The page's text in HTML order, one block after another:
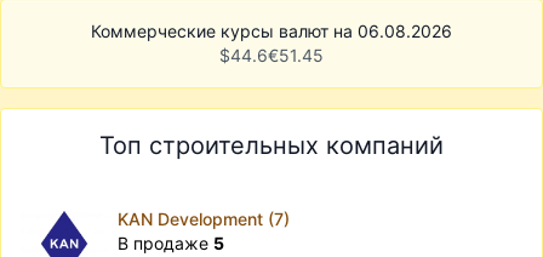
Коммерческие курсы валют на 06.08.2026
$44.6€51.45
Топ строительных компаний
KAN Development (7)
В продаже 5